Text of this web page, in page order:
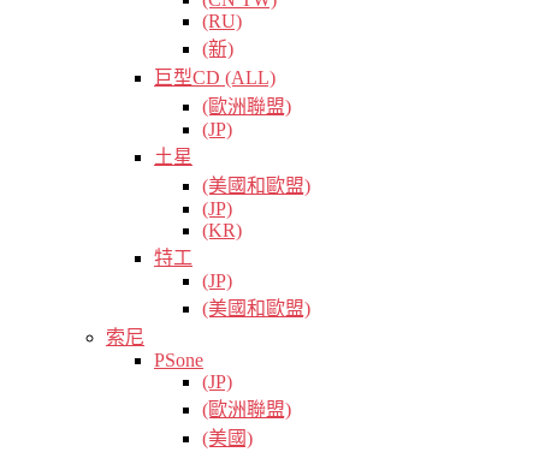
(RU)
(新)
巨型CD (ALL)
(歐洲聯盟)
(JP)
土星
(美國和歐盟)
(JP)
(KR)
特工
(JP)
(美國和歐盟)
索尼
PSone
(JP)
(歐洲聯盟)
(美國)